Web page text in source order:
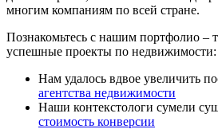
многим компаниям по всей стране.
Познакомьтесь с нашим портфолио –
успешные проекты по недвижимости:
Нам удалось вдвое увеличить
агентства недвижимости
Наши контекстологи сумели
стоимость конверсии